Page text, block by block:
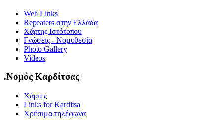
Web Links
Repeaters στην Ελλάδα
Χάρτης Ιστότοπου
Γνώσεις - Νομοθεσία
Photo Gallery
Videos
.Νομός Καρδίτσας
Χάρτες
Links for Karditsa
Χρήσιμα τηλέφωνα